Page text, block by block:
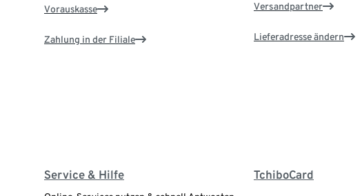
Vorauskasse
Zahlung in der Filiale
Versandpartner
Lieferadresse ändern
Service & Hilfe TchiboCard